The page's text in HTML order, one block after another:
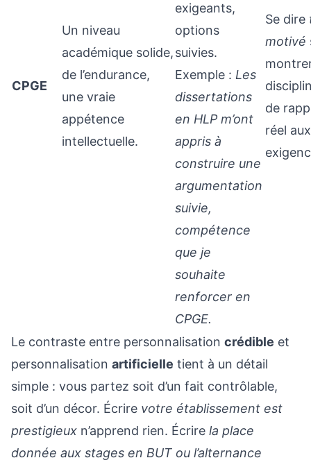
CPGE
Un niveau
académique solide,
de l’endurance,
une vraie
appétence
intellectuelle.
exigeants,
options
suivies.
Exemple : Les
dissertations
en HLP m’ont
appris à
construire une
argumentation
suivie,
compétence
que je
souhaite
renforcer en
CPGE.
Se dire
motivé
de
réel aux
Le contraste entre personnalisation crédible et
personnalisation artificielle tient à un détail
simple : vous partez soit d’un fait contrôlable,
soit d’un décor. Écrire votre établissement est
prestigieux n’apprend rien. Écrire la place
donnée aux stages en BUT ou l’alternance